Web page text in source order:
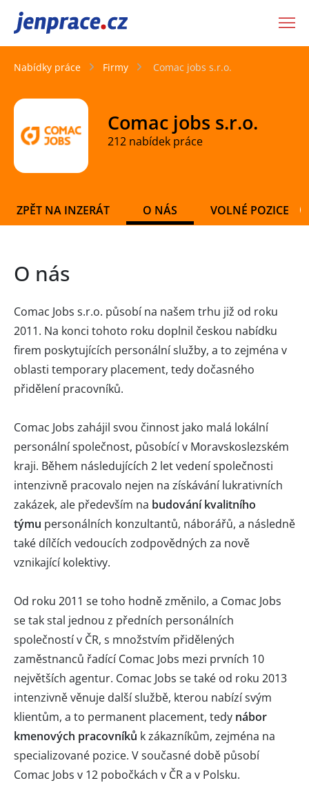
JenPráce.cz
Nabídky práce Firmy Comac jobs s.r.o.
Comac jobs s.r.o.
212 nabídek práce
ZPĚT NA INZERÁT O NÁS VOLNÉ POZICE
O nás
Comac Jobs s.r.o. působí na našem trhu již od roku
2011. Na konci tohoto roku doplnil českou nabídku
firem poskytujících personální služby, a to zejména v
oblasti temporary placement, tedy dočasného
přidělení pracovníků.
Comac Jobs zahájil svou činnost jako malá lokální
personální společnost, působící v Moravskoslezském
kraji. Během následujících 2 let vedení společnosti
intenzivně pracovalo nejen na získávání lukrativních
zakázek, ale především na budování kvalitního
týmu personálních konzultantů, náborářů, a následně
také dílčích vedoucích zodpovědných za nově
vznikající kolektivy.
Od roku 2011 se toho hodně změnilo, a Comac Jobs
se tak stal jednou z předních personálních
společností v ČR, s množstvím přidělených
zaměstnanců řadící Comac Jobs mezi prvních 10
největších agentur. Comac Jobs se také od roku 2013
intenzivně věnuje další službě, kterou nabízí svým
klientům, a to permanent placement, tedy nábor
kmenových pracovníků k zákazníkům, zejména na
specializované pozice. V současné době působí
Comac Jobs v 12 pobočkách v ČR a v Polsku.